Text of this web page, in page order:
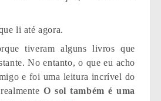
li até agora.
tiveram alguns livros que
No entanto, o que eu acho
e foi uma leitura incrível do
O sol também é uma